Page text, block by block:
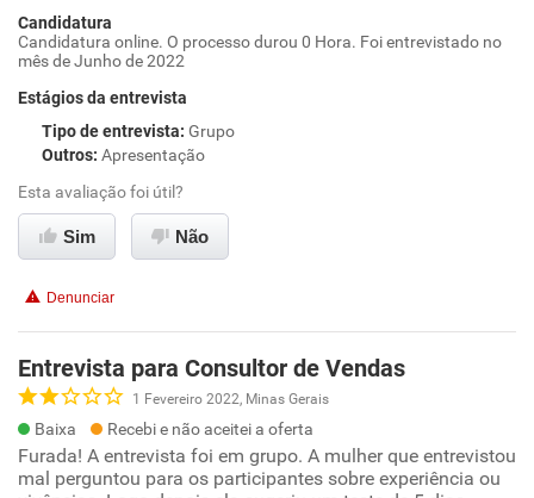
Candidatura
Candidatura online. O processo durou 0 Hora. Foi entrevistado no
mês de Junho de 2022
Estágios da entrevista
Tipo de entrevista: Grupo
Outros: Apresentação
Esta avaliação foi útil?
Sim Não
Denunciar
Entrevista para Consultor de Vendas
1 Fevereiro 2022, Minas Gerais
Baixa Recebi e não aceitei a oferta
Furada! A entrevista foi em grupo. A mulher que entrevistou
mal perguntou para os participantes sobre experiência ou